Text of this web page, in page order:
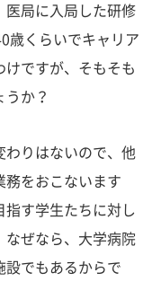
医局に入局した研修
歳くらいでキャリア
けですが、そもそも
うか？
わりはないので、他
務をおこないます
指す学生たちに対し
なぜなら、大学病院
設でもあるからで